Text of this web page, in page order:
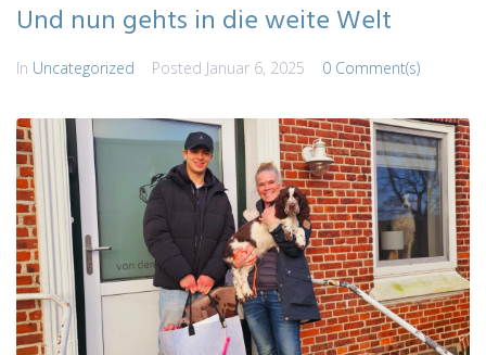
Und nun gehts in die weite Welt
In Uncategorized Posted Januar 6, 2025 0 Comment(s)